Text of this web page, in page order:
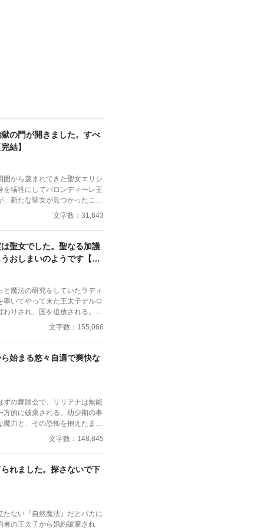
の門が開きました。すべ
結】
囲から蔑まれてきた聖女エリシ
を犠牲にしてバロンディーレ王
、新たな聖女が見つかったこと
追放される。 全てを失
の若き王フェルディナントと
の力では『魔』を封じきれな
ーレ王国の者たちが、大慌て
窮地に陥ってな
ンディーレの者たちにエリシ
い放つ。 「もう手遅れですわ」
文字数：31,643
聖女でした。聖なる加護
おしまいのようです【第
と魔法の研究をしていたラディ
率いてやって来た王太子デルロ
りされ、国を追放される。
は、その気になれば軍隊を蹴散
好まず、物や場所にまったく
を追い払
るデルロックだったが、彼は
ていたラディアが、本人も気
守っていた聖女であること
文字数：155,066
始まる悠々自適で爽快な
ずの舞踏会で、リリアナは無能
方的に破棄される。幼少期の事
力と、その恐怖を抱えたま
王都から追放される。だがその
策略と、彼女の力を利用し隠
目ではなく自分の意思で生き
ばれる北辺境へと旅立つ。
文字数：148,845
れました。探さないで下
たない『自然魔法』だとバカに
者の王太子から婚約破棄され